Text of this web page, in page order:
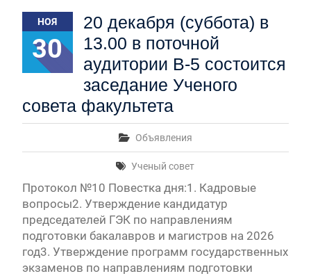
Первый канал, 27.07.2026. Часть 1-2
Конкурсные списки лиц, прошедших
вступительные испытания в МГУ имени
М.В.Ломоносова в 2026 году по каждому
конкурсу (ранжированные списки поступающих)
Вячеслав Никонов в программе «Большая игра» —
Первый канал, 24.07.2026. Часть 1-2
Вячеслав Никонов в программе «Большая игра» —
Первый канал, 06.08.2026. Часть 1-3
НОЯ
30
20 декабря (суббота) в
13.00 в поточной
аудитории В-5 состоится
заседание Ученого
совета факультета
Объявления
Ученый совет
Протокол №10 Повестка дня:1. Кадровые
вопросы2. Утверждение кандидатур
председателей ГЭК по направлениям
подготовки бакалавров и магистров на 2026
год3. Утверждение программ государственных
экзаменов по направлениям подготовки